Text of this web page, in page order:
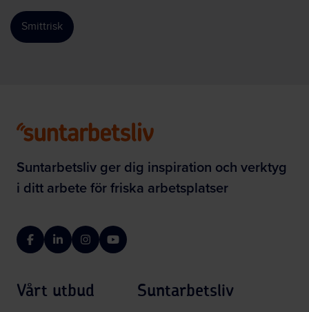
Smittrisk
Suntarbetsliv ger dig inspiration och verktyg
i ditt arbete för friska arbetsplatser
FacebookLinkedInInstagramYouTube
Vårt utbud Suntarbetsliv